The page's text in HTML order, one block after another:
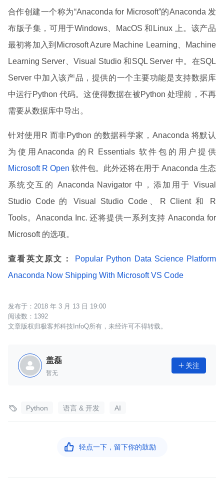
合作创建一个称为“Anaconda for Microsoft”的Anaconda 发
布版子集，可用于Windows、MacOS 和Linux 上。该产品
最初将加入到Microsoft Azure Machine Learning、Machine
Learning Server、Visual Studio 和SQL Server 中。在SQL
Server 中加入该产品，提供的一个主要功能是支持数据库
中运行Python 代码。这使得数据在被Python 处理前，不再
需要从数据库中导出。
针对使用R 而非Python 的数据科学家，Anaconda 将默认
为使用Anaconda 的R Essentials 软件包的用户提供
Microsoft R Open 软件包。此外还将在用于 Anaconda 生态
系统交互的 Anaconda Navigator 中，添加用于 Visual
Studio Code 的 Visual Studio Code、R Client 和 R
Tools。Anaconda Inc. 还将提供一系列支持 Anaconda for
Microsoft 的选项。
查看英文原文：
Popular Python Data Science Platform
Anaconda Now Shipping With Microsoft VS Code
2018 年 3 月 13 日 19:00
1392
文章版权归极客邦科技InfoQ所有，未经许可不得转载。
盖磊
暂无
 关注
 Python 语言 & 开发 AI
 轻点一下，留下你的鼓励